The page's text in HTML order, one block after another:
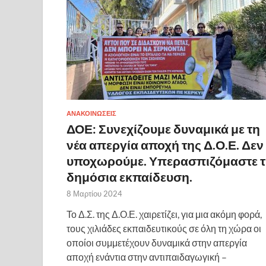
ΑΝΑΚΟΙΝΩΣΕΙΣ
ΔΟΕ: Συνεχίζουμε δυναμικά με τη
νέα απεργία αποχή της Δ.Ο.Ε. Δεν
υποχωρούμε. Υπερασπιζόμαστε
δημόσια εκπαίδευση.
8 Μαρτίου 2024
Το Δ.Σ. της Δ.Ο.Ε. χαιρετίζει, για μια ακόμη φορά,
τους χιλιάδες εκπαιδευτικούς σε όλη τη χώρα οι
οποίοι συμμετέχουν δυναμικά στην απεργία
αποχή ενάντια στην αντιπαιδαγωγική –